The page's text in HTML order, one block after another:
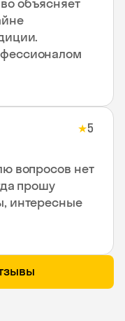
★5
вопросов нет
прошу
интересные